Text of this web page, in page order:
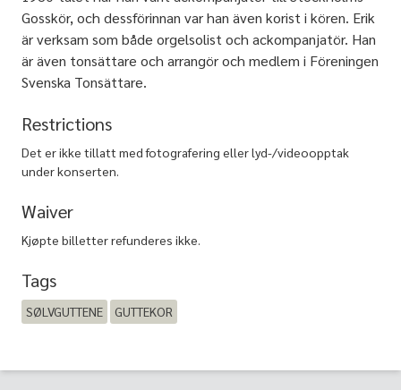
Gosskör, och dessförinnan var han även korist i kören. Erik
är verksam som både orgelsolist och ackompanjatör. Han
är även tonsättare och arrangör och medlem i Föreningen
Svenska Tonsättare.
Restrictions
Det er ikke tillatt med fotografering eller lyd-/videoopptak
under konserten.
Waiver
Kjøpte billetter refunderes ikke.
Tags
SØLVGUTTENE GUTTEKOR